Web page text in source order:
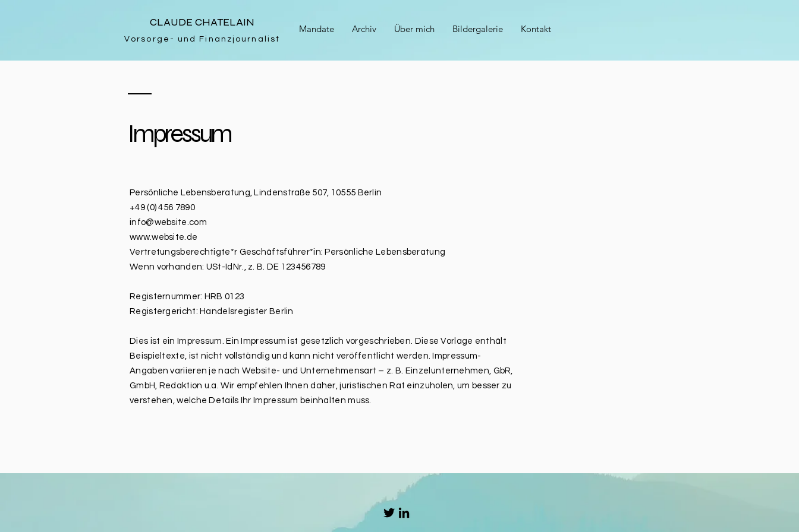
CLAUDE CHATELAIN
Mandate Archiv Über mich Bildergalerie Kontakt
Vorsorge- und Finanzjournalist
Impressum
Persönliche Lebensberatung, Lindenstraße 507, 10555 Berlin
+49 (0) 456 7890
info@website.com
www.website.de
Vertretungsberechtigte*r Geschäftsführer*in: Persönliche Lebensberatung
Wenn vorhanden: USt-IdNr., z. B. DE 123456789
Registernummer: HRB 0123
Registergericht: Handelsregister Berlin
Dies ist ein Impressum. Ein Impressum ist gesetzlich vorgeschrieben. Diese Vorlage enthält
Beispieltexte, ist nicht vollständig und kann nicht veröffentlicht werden. Impressum-
Angaben variieren je nach Website- und Unternehmensart – z. B. Einzelunternehmen, GbR,
GmbH, Redaktion u.a. Wir empfehlen Ihnen daher, juristischen Rat einzuholen, um besser zu
verstehen, welche Details Ihr Impressum beinhalten muss.